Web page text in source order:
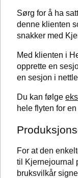
Sørg for å ha
denne klienten
snakker med
Med klienten i
opprette en
en sesjon i
Du kan følge
hele flyten for
For at den
til Kjernejournal
bruksvilkår